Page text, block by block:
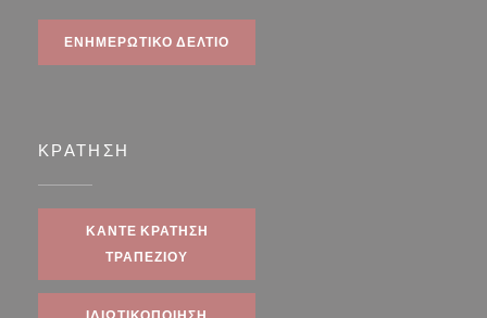
ΕΝΗΜΕΡΩΤΙΚΌ ΔΕΛΤΊΟ
ΚΡΆΤΗΣΗ
ΚΆΝΤΕ ΚΡΆΤΗΣΗ
ΤΡΑΠΕΖΙΟΎ